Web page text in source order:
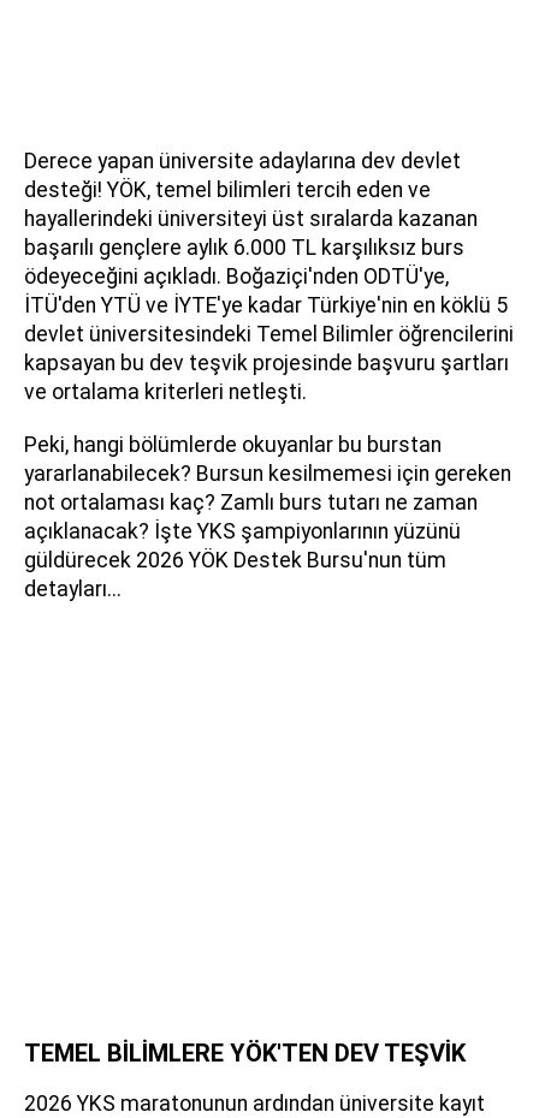
Derece yapan üniversite adaylarına dev devlet
desteği! YÖK, temel bilimleri tercih eden ve
hayallerindeki üniversiteyi üst sıralarda kazanan
başarılı gençlere aylık 6.000 TL karşılıksız burs
ödeyeceğini açıkladı. Boğaziçi'nden ODTÜ'ye,
İTÜ'den YTÜ ve İYTE'ye kadar Türkiye'nin en köklü 5
devlet üniversitesindeki Temel Bilimler öğrencilerini
kapsayan bu dev teşvik projesinde başvuru şartları
ve ortalama kriterleri netleşti.
Peki, hangi bölümlerde okuyanlar bu burstan
yararlanabilecek? Bursun kesilmemesi için gereken
not ortalaması kaç? Zamlı burs tutarı ne zaman
açıklanacak? İşte YKS şampiyonlarının yüzünü
güldürecek 2026 YÖK Destek Bursu'nun tüm
detayları...
TEMEL BİLİMLERE YÖK'TEN DEV TEŞVİK
2026 YKS maratonunun ardından üniversite kayıt